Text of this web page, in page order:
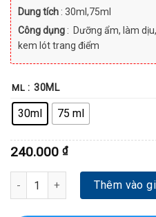
Dung tích : 30ml,75ml
Công dụng : Dưỡng ẩm, làm
kem lót trang điểm
ML : 30ML
30ml 75 ml
240.000 ₫
Kem Dưỡng Phục HồiThêm vào